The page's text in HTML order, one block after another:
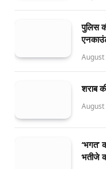
पुलिस
August
शराब
August
‘भगत’
भतीजे